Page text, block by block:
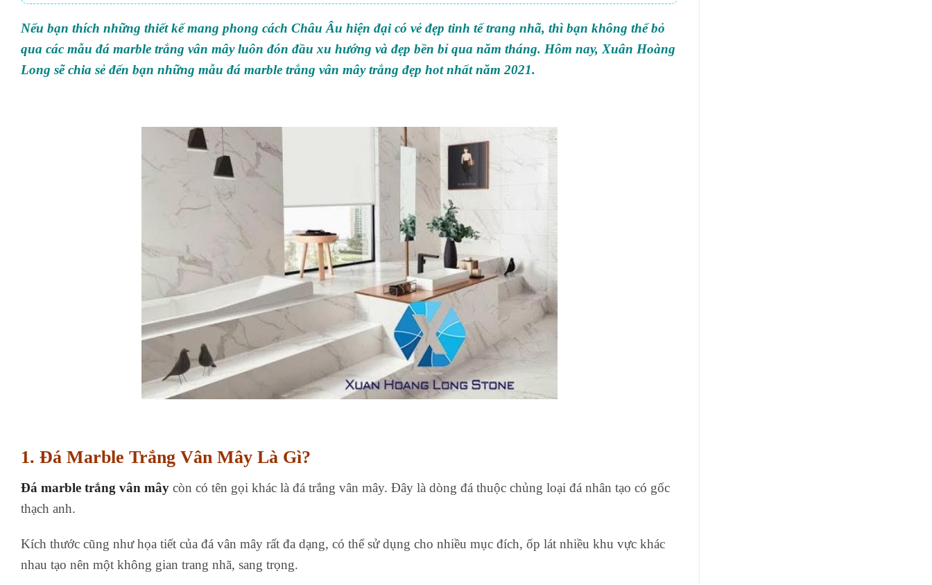
Nếu bạn thích những thiết kế mang phong cách Châu Âu hiện đại có vẻ đẹp tinh tế trang nhã, thì bạn không thể bỏ
qua các mẫu đá marble trắng vân mây luôn đón đầu xu hướng và đẹp bền bỉ qua năm tháng. Hôm nay, Xuân Hoàng
Long sẽ chia sẻ đến bạn những mẫu đá marble trắng vân mây trắng đẹp hot nhất năm 2021.
1. Đá Marble Trắng Vân Mây Là Gì?
Đá marble trắng vân mây còn có tên gọi khác là đá trắng vân mây. Đây là dòng đá thuộc chủng loại đá nhân tạo có gốc
thạch anh.
Kích thước cũng như họa tiết của đá vân mây rất đa dạng, có thể sử dụng cho nhiều mục đích, ốp lát nhiều khu vực khác
nhau tạo nên một không gian trang nhã, sang trọng.